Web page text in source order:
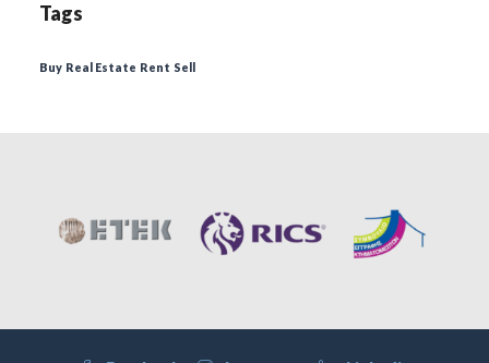
Tags
Buy Real Estate Rent Sell